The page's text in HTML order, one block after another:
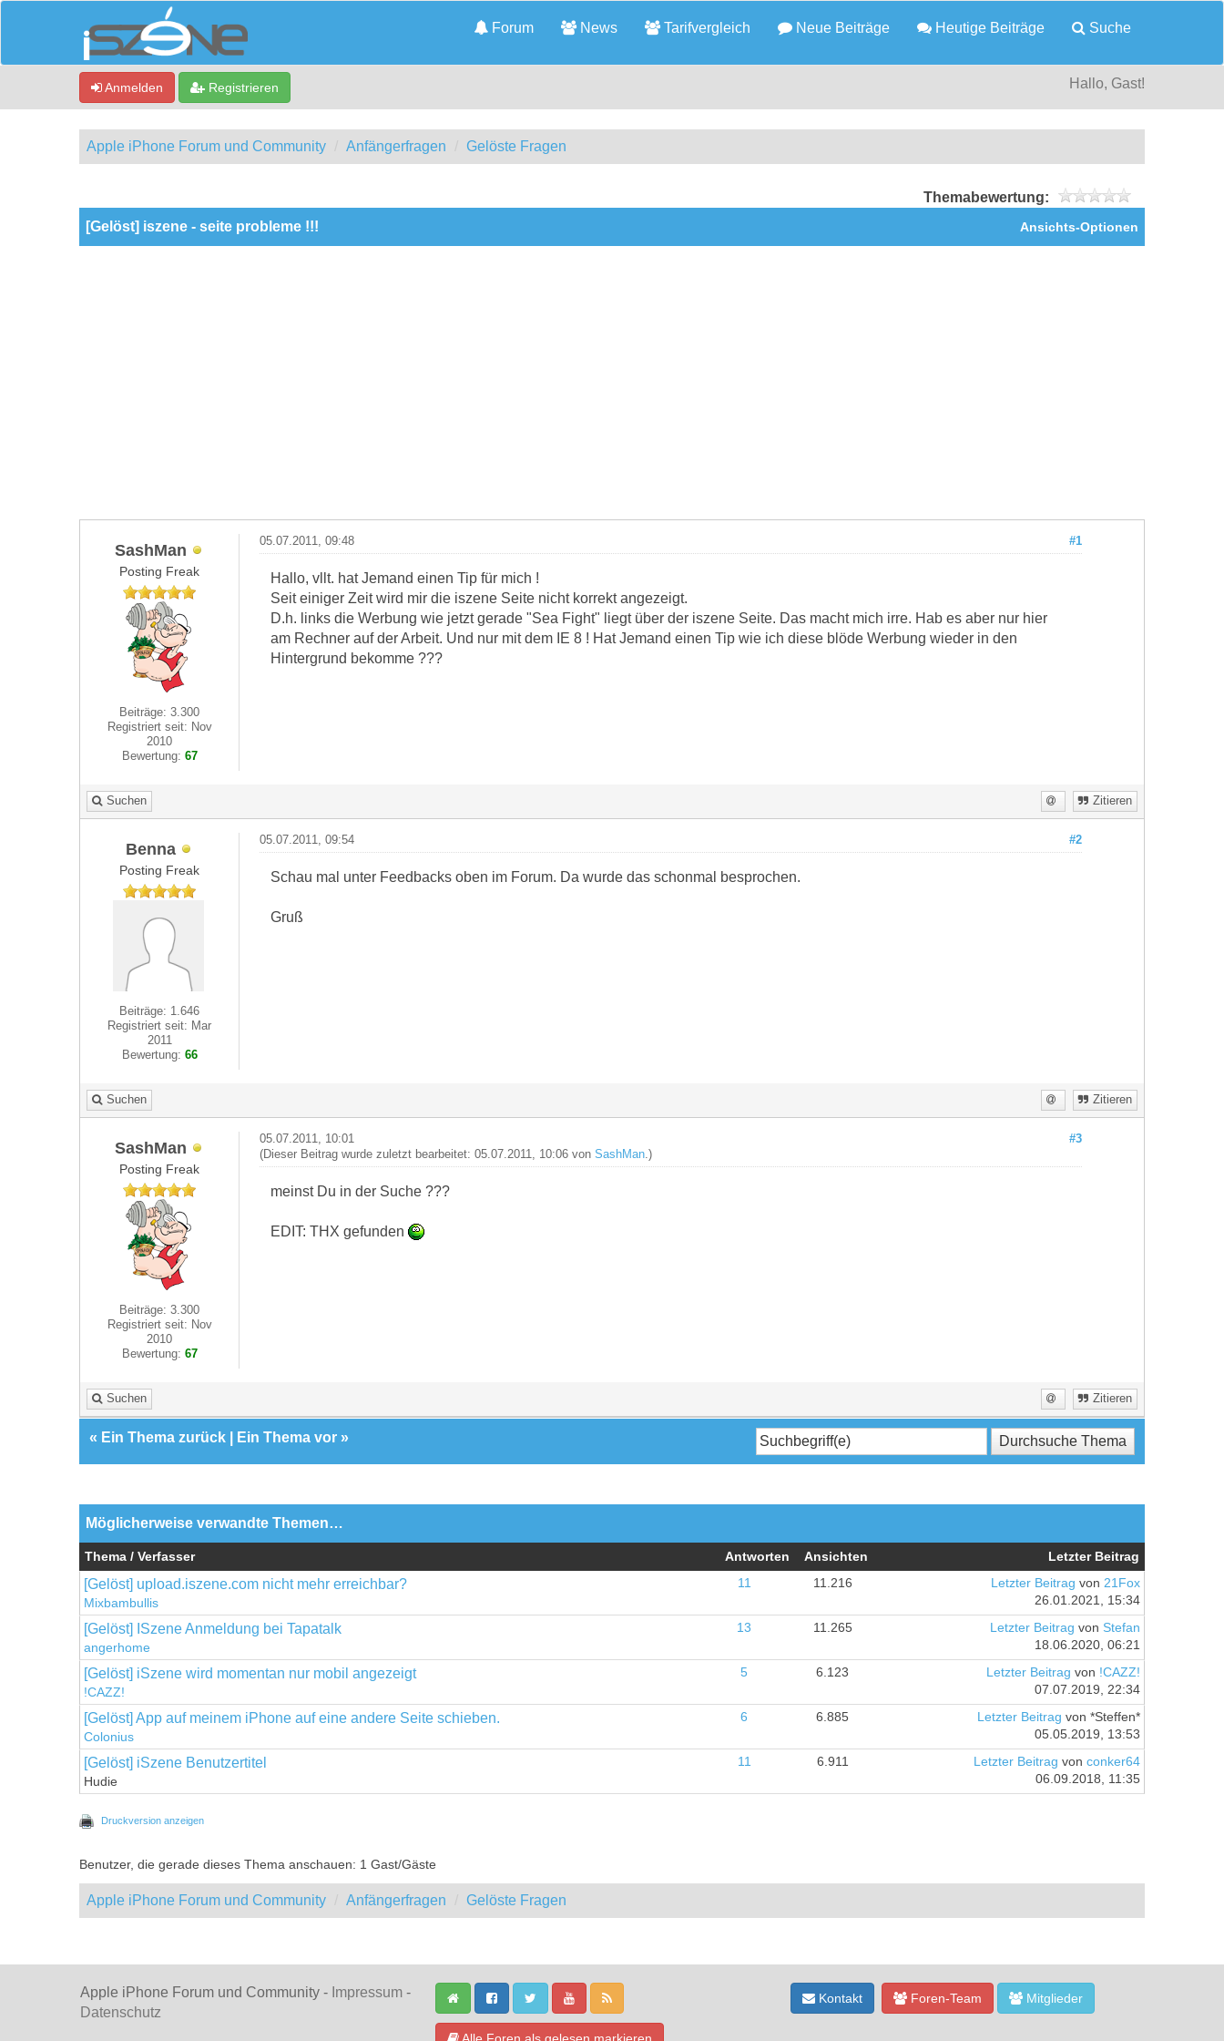
Forum News Tarifvergleich Neue Beiträge Heutige Beiträge Suche
Anmelden Registrieren Hallo, Gast!
Apple iPhone Forum und Community Anfängerfragen Gelöste Fragen
Themabewertung:
Ansichts-Optionen
[Gelöst] iszene - seite probleme !!!
SashMan
Posting Freak
Beiträge: 3.300
Registriert seit: Nov
2010
Bewertung: 67
#1
05.07.2011, 09:48
Hallo, vllt. hat Jemand einen Tip für mich !
Seit einiger Zeit wird mir die iszene Seite nicht korrekt angezeigt.
D.h. links die Werbung wie jetzt gerade "Sea Fight" liegt über der iszene Seite. Das macht mich irre. Hab es aber nur hier
am Rechner auf der Arbeit. Und nur mit dem IE 8 ! Hat Jemand einen Tip wie ich diese blöde Werbung wieder in den
Hintergrund bekomme ???
Suchen Zitieren
Benna
Posting Freak
Beiträge: 1.646
Registriert seit: Mar
2011
Bewertung: 66
#2
05.07.2011, 09:54
Schau mal unter Feedbacks oben im Forum. Da wurde das schonmal besprochen.
Gruß
Suchen Zitieren
SashMan
Posting Freak
Beiträge: 3.300
Registriert seit: Nov
2010
Bewertung: 67
#3
05.07.2011, 10:01
(Dieser Beitrag wurde zuletzt bearbeitet: 05.07.2011, 10:06 von SashMan.)
meinst Du in der Suche ???
EDIT: THX gefunden
Suchen Zitieren
« Ein Thema zurück Ein Thema vor »
Möglicherweise verwandte Themen…
Thema / Verfasser Antworten Ansichten Letzter Beitrag
[Gelöst] upload.iszene.com nicht mehr erreichbar?
Mixbambullis
11 11.216 Letzter Beitrag von 21Fox
26.01.2021, 15:34
[Gelöst] ISzene Anmeldung bei Tapatalk
angerhome
13 11.265 Letzter Beitrag von Stefan
18.06.2020, 06:21
[Gelöst] iSzene wird momentan nur mobil angezeigt
!CAZZ!
5 6.123 Letzter Beitrag von !CAZZ!
07.07.2019, 22:34
[Gelöst] App auf meinem iPhone auf eine andere Seite schieben.
Colonius
6 6.885 Letzter Beitrag von *Steffen*
05.05.2019, 13:53
[Gelöst] iSzene Benutzertitel
Hudie
11 6.911 Letzter Beitrag von conker64
06.09.2018, 11:35
Druckversion anzeigen
Benutzer, die gerade dieses Thema anschauen: 1 Gast/Gäste
Apple iPhone Forum und Community Anfängerfragen Gelöste Fragen
Apple iPhone Forum und Community - Impressum -
Datenschutz
Alle Foren als gelesen markieren
Kontakt Foren-Team Mitglieder